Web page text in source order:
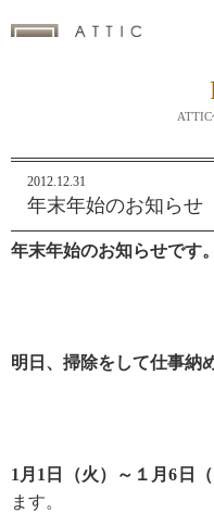
2012.12.31
年末年始のお知らせ
年末年始のお知らせです。
明日、掃除をして仕事納
1月1日（火）～１月6日（
ます。